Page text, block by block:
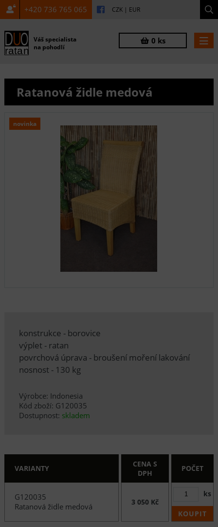
+420 736 765 065 CZK | EUR
Váš specialista
na pohodlí
0 ks
Ratanová židle medová
novinka
konstrukce - borovice
výplet - ratan
povrchová úprava - broušení moření lakování
nosnost - 130 kg
Výrobce: Indonesia
Kód zboží: G120035
Dostupnost: skladem
VARIANTY
CENA S
DPH
POČET
G120035
Ratanová židle medová
3 050 Kč
ks
KOUPIT